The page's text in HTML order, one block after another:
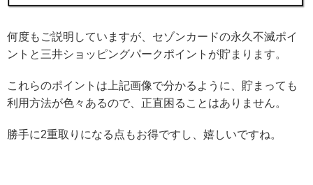
何度もご説明していますが、セゾンカードの永久不滅ポイ
ントと三井ショッピングパークポイントが貯まります。
これらのポイントは上記画像で分かるように、貯まっても
利用方法が色々あるので、正直困ることはありません。
勝手に2重取りになる点もお得ですし、嬉しいですね。